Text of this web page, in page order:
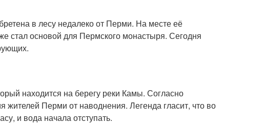
в лесу недалеко от Перми. На месте её
стал основой для Пермского монастыря. Сегодня
находится на берегу реки Камы. Согласно
жителей Перми от наводнения. Легенда гласит, что во
и вода начала отступать.